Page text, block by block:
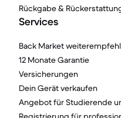
Rückgabe &
Services
Back Market
12 Monate Garantie
Versicherungen
Dein Gerät verkaufen
Angebot für Studierende